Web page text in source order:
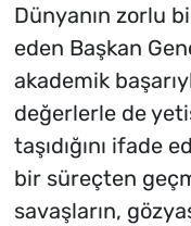
Dünyanın zorlu
eden Başkan
akademik
değerlerle de
taşıdığını ifade
bir süreçten
savaşların,